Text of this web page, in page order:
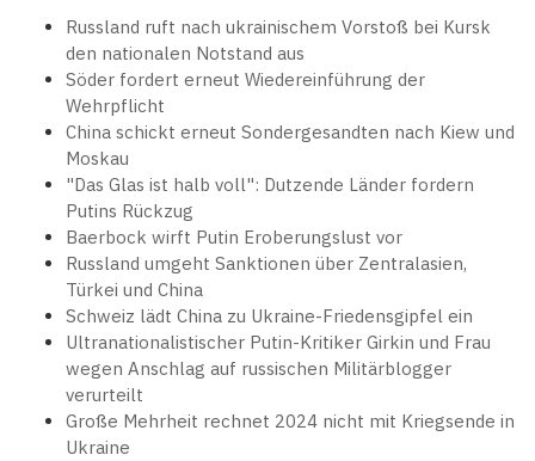
Russland ruft nach ukrainischem Vorstoß bei Kursk
den nationalen Notstand aus
Söder fordert erneut Wiedereinführung der
Wehrpflicht
China schickt erneut Sondergesandten nach Kiew und
Moskau
"Das Glas ist halb voll": Dutzende Länder fordern
Putins Rückzug
Baerbock wirft Putin Eroberungslust vor
Russland umgeht Sanktionen über Zentralasien,
Türkei und China
Schweiz lädt China zu Ukraine-Friedensgipfel ein
Ultranationalistischer Putin-Kritiker Girkin und Frau
wegen Anschlag auf russischen Militärblogger
verurteilt
Große Mehrheit rechnet 2024 nicht mit Kriegsende in
Ukraine